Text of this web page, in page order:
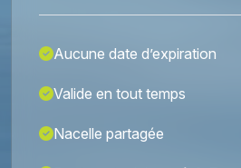
Aucune date d’expiration
Valide en tout temps
Nacelle partagée